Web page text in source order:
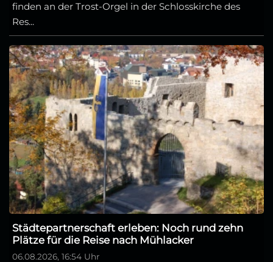
finden an der Trost-Orgel in der Schlosskirche des
Res...
Städtepartnerschaft erleben: Noch rund zehn
Plätze für die Reise nach Mühlacker
06.08.2026, 16:54 Uhr